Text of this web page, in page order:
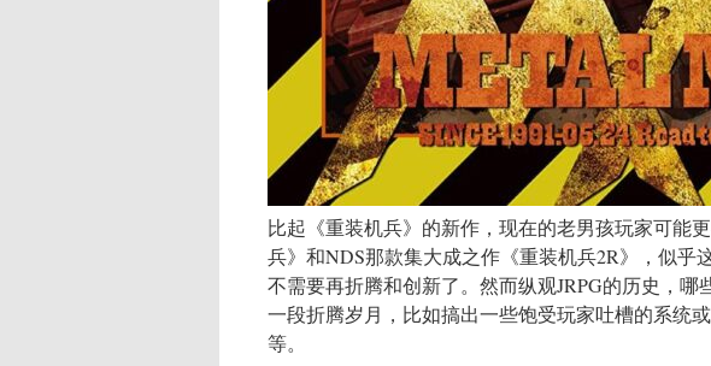
比起《重装机兵》的新作，现在的老男孩玩家可能
兵》和NDS那款集大成之作《重装机兵2R》，似乎
不需要再折腾和创新了。然而纵观JRPG的历史，
一段折腾岁月，比如搞出一些饱受玩家吐槽的系统
等。